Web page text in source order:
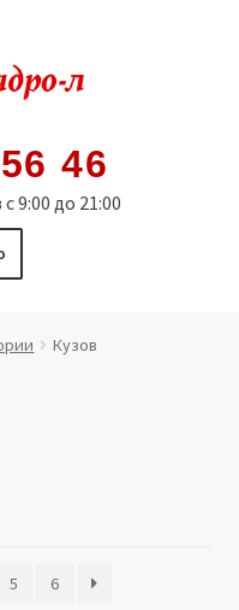
46
9:00 до 21:00
персональных
Кузов
5 6